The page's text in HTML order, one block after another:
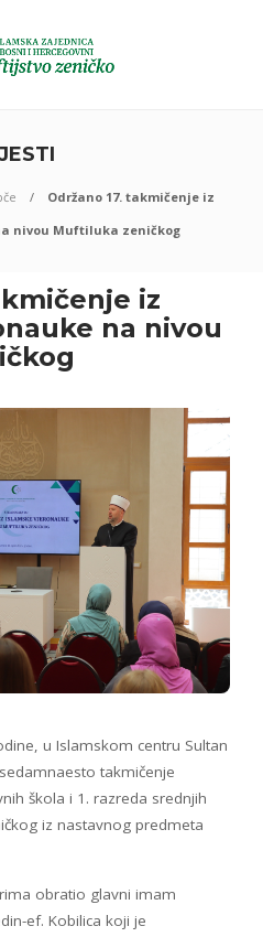
Održano 17. takmičenje iz
nivou Muftiluka zeničkog
iz
na nivou
u Islamskom centru Sultan
takmičenje
škola i 1. razreda srednjih
iz nastavnog predmeta
obratio glavni imam
ef. Kobilica koji je